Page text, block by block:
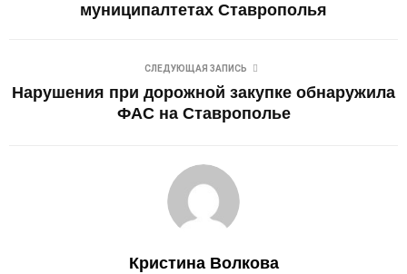
муниципалтетах Ставрополья
СЛЕДУЮЩАЯ ЗАПИСЬ
Нарушения при дорожной закупке обнаружила
ФАС на Ставрополье
Кристина Волкова